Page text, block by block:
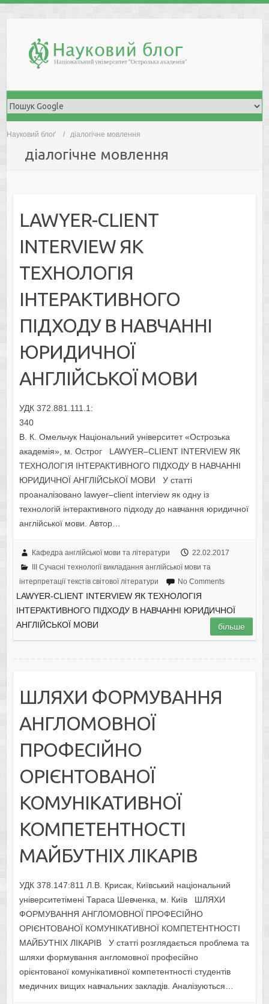
Науковий блоґ діалогічне мовлення
діалогічне мовлення
LAWYER-CLIENT
INTERVIEW ЯК
ТЕХНОЛОГІЯ
ІНТЕРАКТИВНОГО
ПІДХОДУ В НАВЧАННІ
ЮРИДИЧНОЇ
АНГЛІЙСЬКОЇ МОВИ
УДК 372.881.111.1:
340
В. К. Омельчук Національний університет «Острозька
академія», м. Острог LAWYER–CLIENT INTERVIEW ЯК
ТЕХНОЛОГІЯ ІНТЕРАКТИВНОГО ПІДХОДУ В НАВЧАННІ
ЮРИДИЧНОЇ АНГЛІЙСЬКОЇ МОВИ У статті
проаналізовано lawyer–client interview як одну із
технологій інтерактивного підходу до навчання юридичної
англійської мови. Автор…
Кафедра англійської мови та літератури
22.02.2017
III Сучасні технології викладання англійської мови та
інтерпретації текстів світової літератури
No Comments
LAWYER-CLIENT INTERVIEW ЯК ТЕХНОЛОГІЯ
ІНТЕРАКТИВНОГО ПІДХОДУ В НАВЧАННІ ЮРИДИЧНОЇ
АНГЛІЙСЬКОЇ МОВИ
більше
ШЛЯХИ ФОРМУВАННЯ
АНГЛОМОВНОЇ
ПРОФЕСІЙНО
ОРІЄНТОВАНОЇ
КОМУНІКАТИВНОЇ
КОМПЕТЕНТНОСТІ
МАЙБУТНІХ ЛІКАРІВ
УДК 378.147:811 Л.В. Крисак, Київський національний
університетімені Тараса Шевченка, м. Київ ШЛЯХИ
ФОРМУВАННЯ АНГЛОМОВНОЇ ПРОФЕСІЙНО
ОРІЄНТОВАНОЇ КОМУНІКАТИВНОЇ КОМПЕТЕНТНОСТІ
МАЙБУТНІХ ЛІКАРІВ У статті розглядається проблема та
шляхи формування англомовної професійно
орієнтованої комунікативної компетентності студентів
медичних вищих навчальних закладів. Аналізуються…